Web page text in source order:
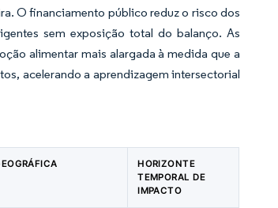
O financiamento público reduz o risco dos
sem exposição total do balanço. As
alimentar mais alargada à medida que a
acelerando a aprendizagem intersectorial
HORIZONTE
TEMPORAL DE
IMPACTO